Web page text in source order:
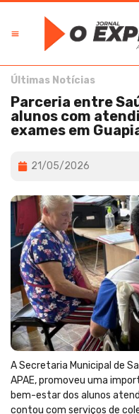
Últimas Notícias
Parceria entre
alunos com
exames em
21/05/2026
A Secretaria Municipal de
APAE, promoveu uma
bem-estar dos alunos
contou com serviços de